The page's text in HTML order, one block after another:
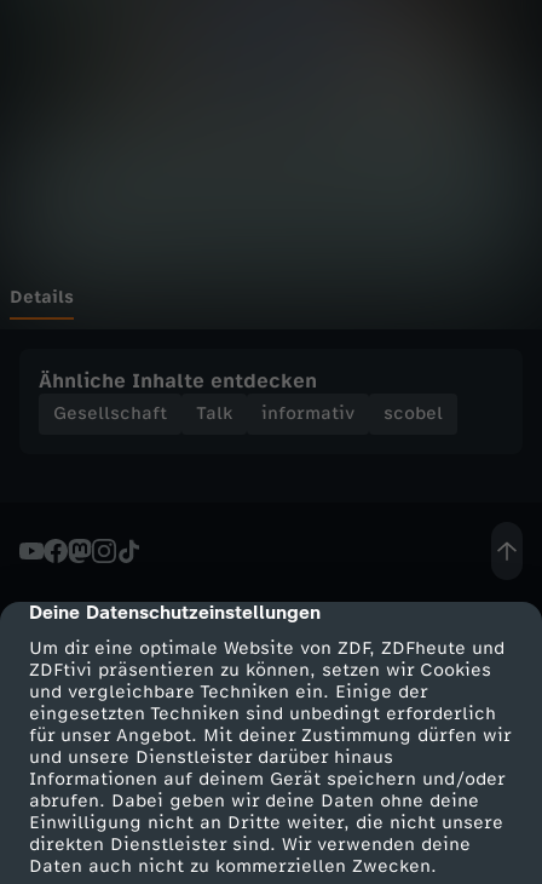
cmp-dialog-description
Deine Datenschutzeinstellungen
Um dir eine optimale Website von ZDF, ZDFheute und
ZDFtivi präsentieren zu können, setzen wir Cookies
und vergleichbare Techniken ein. Einige der
eingesetzten Techniken sind unbedingt erforderlich
für unser Angebot. Mit deiner Zustimmung dürfen wir
und unsere Dienstleister darüber hinaus
Informationen auf deinem Gerät speichern und/oder
abrufen. Dabei geben wir deine Daten ohne deine
Einwilligung nicht an Dritte weiter, die nicht unsere
direkten Dienstleister sind. Wir verwenden deine
Daten auch nicht zu kommerziellen Zwecken.
l
S
r
e
i
t
k
u
Details
Ähnliche Inhalte entdecken
Gesellschaft Talk informativ scobel
Mehr ZDF
ZDF-Apps
Smart TV
ZDFtext
Service
ZDFmitreden
Kontakt zum ZDF
Tickets